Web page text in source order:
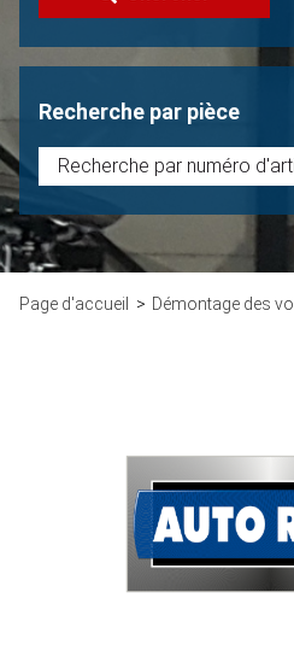
Recherche par pièce
Page d'accueil Démontage des